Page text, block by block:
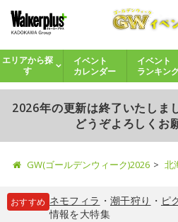
エリアから探
す
イベント
カレンダー
イベント
ランキン
2026年の更新は終了いたしま
どうぞよろしくお
GW(ゴールデンウィーク)2026 北
おすすめ ネモフィラ ・ 潮干狩り ・ ピ
情報を大特集